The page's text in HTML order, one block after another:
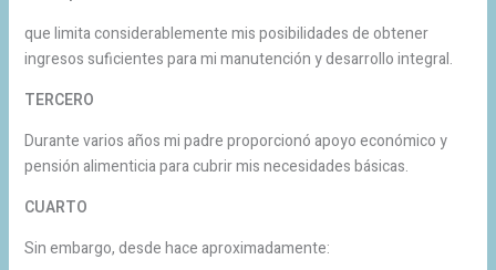
que limita considerablemente mis posibilidades de obtener
ingresos suficientes para mi manutención y desarrollo integral.
TERCERO
Durante varios años mi padre proporcionó apoyo económico y
pensión alimenticia para cubrir mis necesidades básicas.
CUARTO
Sin embargo, desde hace aproximadamente: